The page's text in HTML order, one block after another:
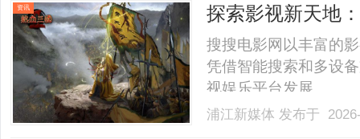
资讯
探索影视新天地
验提升策略
搜搜电影网以丰富的
凭借智能搜索和多设
视娱乐平台发展。......
浦江新媒体 发布于